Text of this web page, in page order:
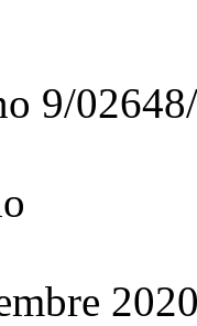
9/